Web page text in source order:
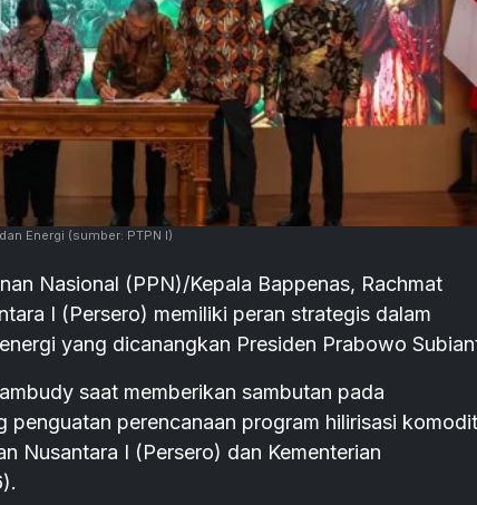
Energi (sumber: PTPN I)
Nasional (PPN)/Kepala Bappenas, Rachmat
I (Persero) memiliki peran strategis dalam
yang dicanangkan Presiden Prabowo
saat memberikan sambutan pada
penguatan perencanaan program hilirisasi
Nusantara I (Persero) dan Kementerian